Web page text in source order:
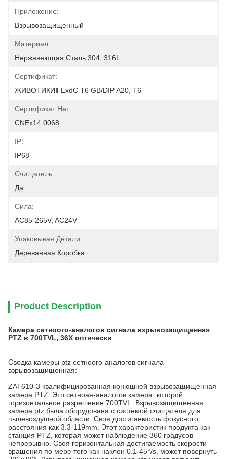
Приложение:
Взрывозащищенный
Материал:
Нержавеющая Сталь 304, 316L
Сертификат:
ЖИВОТИКИⅡ ExdC T6 GB/DIP A20, T6
Сертификат Нет.:
CNEx14.0068
IP:
IP68
Счищатель:
Да
Сила:
AC85-265V, AC24V
Упаковывая Детали:
Деревянная Коробка
Product Description
Камера сетноого-аналогов сигнала взрывозащищенная
PTZ в 700TVL, 36X оптически
Сводка камеры ptz сетноого-аналогов сигнала
взрывозащищенная:
ZAT610-3 квалифицированная конюшней взрывозащищенная
камера PTZ. Это сетноая-аналогов камера, которой
горизонтальное разрешение 700TVL. Взрывозащищенная
камера ptz была оборудована с системой счищателя для
пылевоздушной области. Своя достигаемость фокусного
расстояния как 3.3-119mm. Этот характеристик продукта как
станция PTZ, которая может наблюдение 360 градусов
непрерывно. Своя горизонтальная достигаемость скорости
вращения по мере того как наклон 0.1-45°/s. может повернуть